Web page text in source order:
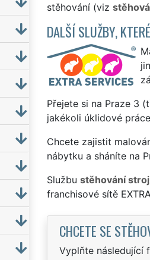
stěhování (viz
DALŠÍ SLUŽBY,
Přejete si na Praze 3
jakékoli úklidové
Chcete zajistit
nábytku a sháníte na
Službu stěhování
franchisové sítě
CHCETE SE
Vyplňte následující